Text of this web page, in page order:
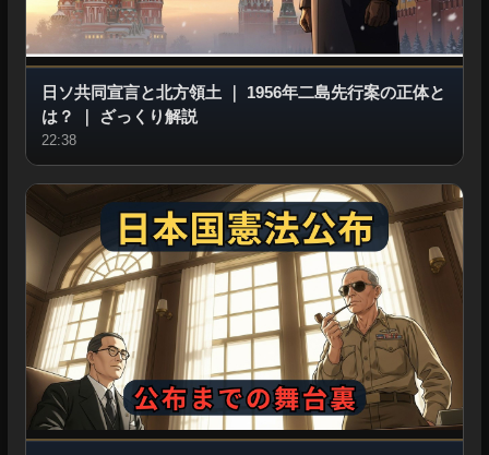
日ソ共同宣言と北方領土 ｜ 1956年二島先行案の正体と
は？
｜ ざっくり解説
22:38